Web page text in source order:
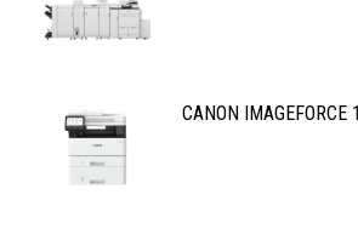
CANON IMAGEFORCE